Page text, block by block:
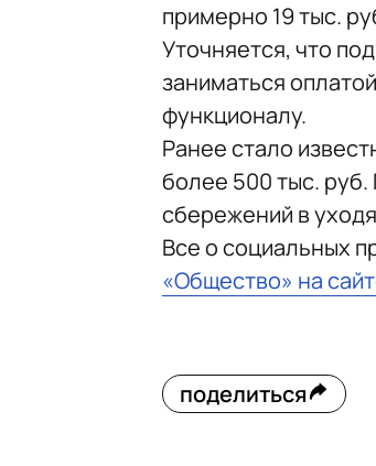
примерно 19 тыс.
Уточняется, что
заниматься
функционалу.
Ранее стало
более 500 тыс.
сбережений в
Все о социальных
«Общество» на
поделиться